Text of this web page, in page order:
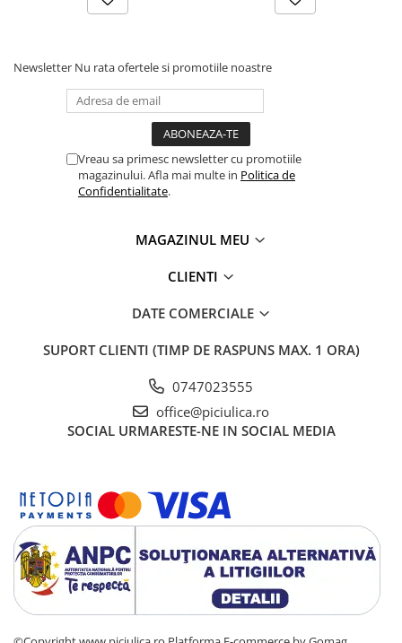
Newsletter Nu rata ofertele si promotiile noastre
Vreau sa primesc newsletter cu promotiile
magazinului. Afla mai multe in Politica de
Confidentialitate.
MAGAZINUL MEU
CLIENTI
DATE COMERCIALE
SUPORT CLIENTI (TIMP DE RASPUNS MAX. 1 ORA)
0747023555
office@piciulica.ro
SOCIAL URMARESTE-NE IN SOCIAL MEDIA